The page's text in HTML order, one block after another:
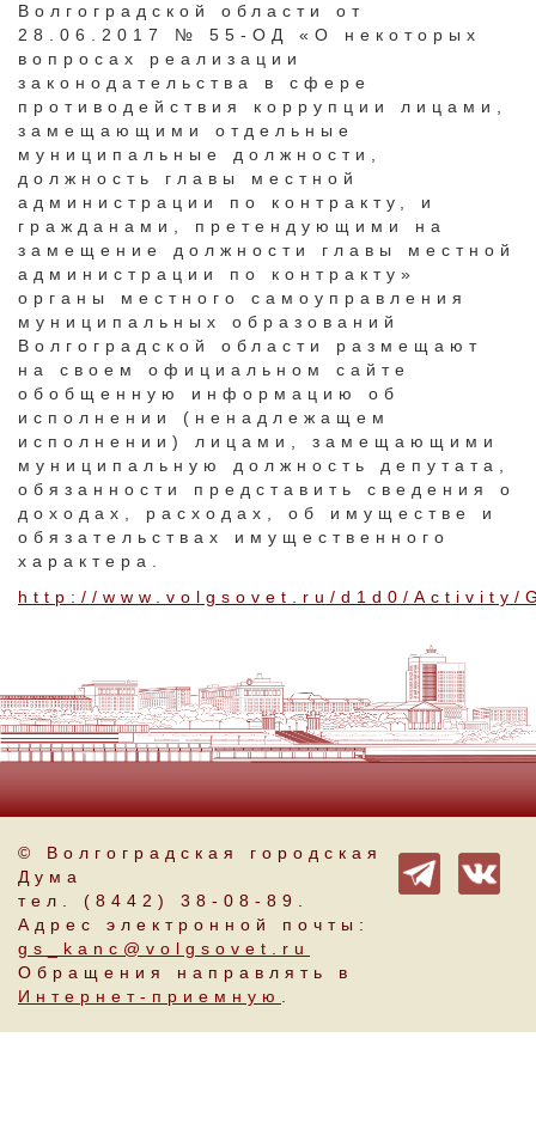
Волгоградской области от
28.06.2017 № 55-ОД «О некоторых
вопросах реализации
законодательства в сфере
противодействия коррупции лицами,
замещающими отдельные
муниципальные должности,
должность главы местной
администрации по контракту, и
гражданами, претендующими на
замещение должности главы местной
администрации по контракту»
органы местного самоуправления
муниципальных образований
Волгоградской области размещают
на своем официальном сайте
обобщенную информацию об
исполнении (ненадлежащем
исполнении) лицами, замещающими
муниципальную должность депутата,
обязанности представить сведения о
доходах, расходах, об имуществе и
обязательствах имущественного
характера.​
http://www.volgsovet.ru/d1d0/Activity/
© Волгоградская городская
Дума
тел. (8442) 38-08-89.
Адрес электронной почты:
gs_kanc@volgsovet.ru
Обращения направлять в
Интернет-приемную